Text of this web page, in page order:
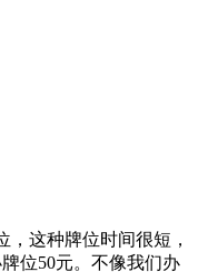
这种牌位时间很短，
位50元。不像我们办